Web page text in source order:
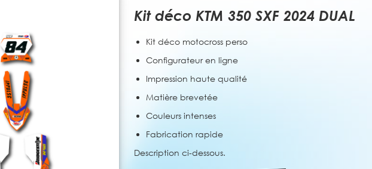
Kit déco KTM 350 SXF 2024 DUAL
Kit déco motocross perso
Configurateur en ligne
Impression haute qualité
Matière brevetée
Couleurs intenses
Fabrication rapide
Description ci-dessous.